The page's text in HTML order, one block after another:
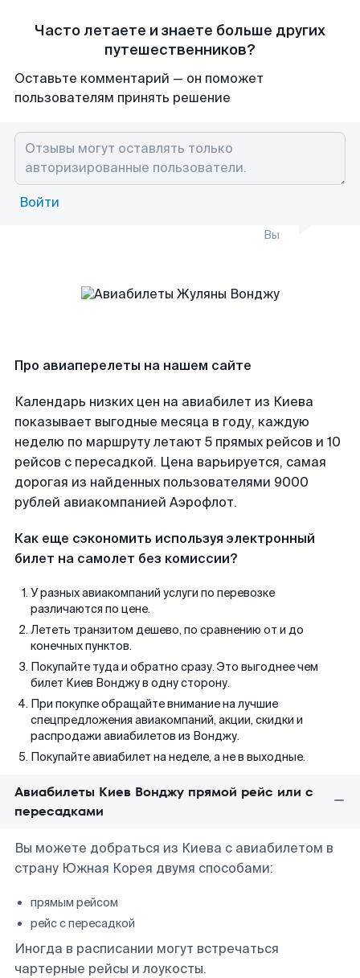
Часто летаете и знаете больше других
путешественников?
Оставьте комментарий — он поможет
пользователям принять решение
Войти
Вы
Про авиаперелеты на нашем сайте
Календарь низких цен на авиабилет из Киева
показывает выгодные месяца в году, каждую
неделю по маршруту летают 5 прямых рейсов и 10
рейсов с пересадкой. Цена варьируется, самая
дорогая из найденных пользователями 9000
рублей авиакомпанией Аэрофлот.
Как еще сэкономить используя электронный
билет на самолет без комиссии?
У разных авиакомпаний услуги по перевозке
различаются по цене.
Лететь транзитом дешево, по сравнению от и до
конечных пунктов.
Покупайте туда и обратно сразу. Это выгоднее чем
билет Киев Вонджу в одну сторону.
При покупке обращайте внимание на лучшие
спецпредложения авиакомпаний, акции, скидки и
распродажи авиабилетов из Вонджу.
Покупайте авиабилет на неделе, а не в выходные.
Авиабилеты Киев Вонджу прямой рейс или с
пересадками
Вы можете добраться из Киева с авиабилетом в
страну Южная Корея двумя способами:
прямым рейсом
рейс с пересадкой
Иногда в расписании могут встречаться
чартерные рейсы и лоукосты.